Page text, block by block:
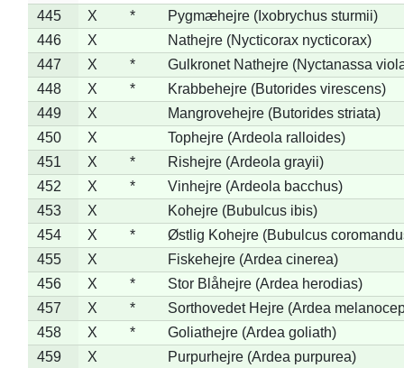
445
X *
Pygmæhejre (Ixobrychus sturmii)
446
X
Nathejre (Nycticorax nycticorax)
447
X *
Gulkronet Nathejre (Nyctanassa
448
X *
Krabbehejre (Butorides virescens)
449
X
Mangrovehejre (Butorides striata)
450
X
Tophejre (Ardeola ralloides)
451
X *
Rishejre (Ardeola grayii)
452
X *
Vinhejre (Ardeola bacchus)
453
X
Kohejre (Bubulcus ibis)
454
X *
Østlig Kohejre (Bubulcus
455
X
Fiskehejre (Ardea cinerea)
456
X *
Stor Blåhejre (Ardea herodias)
457
X *
Sorthovedet Hejre (Ardea
458
X *
Goliathejre (Ardea goliath)
459
X
Purpurhejre (Ardea purpurea)